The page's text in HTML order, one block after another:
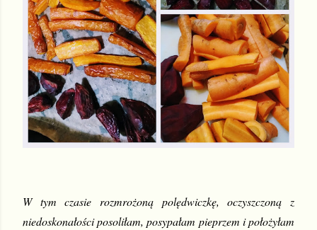
W tym czasie rozmrożoną polędwiczkę, oczyszczoną z
niedoskonałości posoliłam, posypałam pieprzem i położyłam